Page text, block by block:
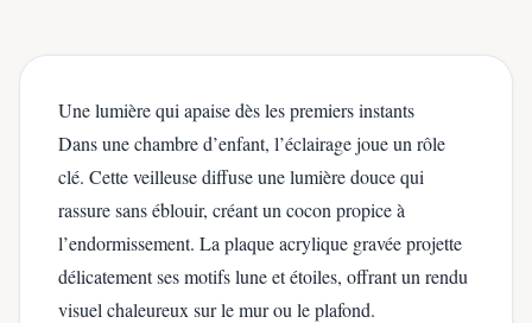
Une lumière qui apaise dès les premiers instants
Dans une chambre d’enfant, l’éclairage joue un rôle
clé. Cette veilleuse diffuse une lumière douce qui
rassure sans éblouir, créant un cocon propice à
l’endormissement. La plaque acrylique gravée projette
délicatement ses motifs lune et étoiles, offrant un rendu
visuel chaleureux sur le mur ou le plafond.